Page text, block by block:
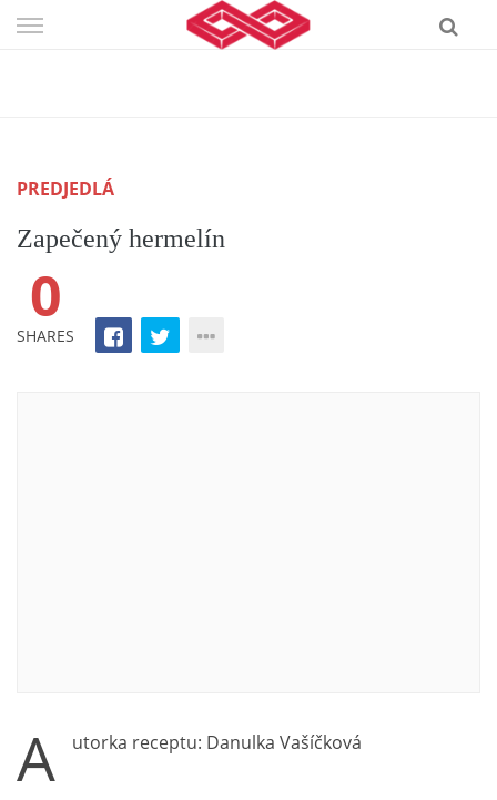
Skip
PREDJEDLÁ
Zapečený hermelín
0
SHARES
A utorka receptu: Danulka Vašíčková